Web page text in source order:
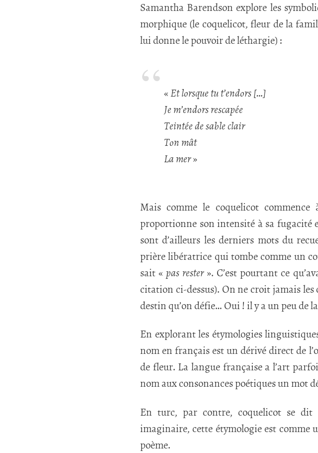
Samantha Barendson explore les
morphique (le coquelicot, fleur de la
lui donne le pouvoir de léthargie) :
«Et lorsque tu t’endors […]
Je m’endors rescapée
Teintée de sable clair
Ton mât
La mer»
Mais comme le coquelicot
proportionne son intensité à sa
sont d’ailleurs les derniers mots du
prière libératrice qui tombe comme un
sait «pas rester». C’est pourtant ce
citation ci-dessus). On ne croit jamais
destin qu’on défie… Oui ! il y a un peu de
En explorant les étymologies
nom en français est un dérivé direct de
de fleur. La langue française a l’art
nom aux consonances poétiques un mot
En turc, par contre, coquelicot se dit
imaginaire, cette étymologie est comme
poème.